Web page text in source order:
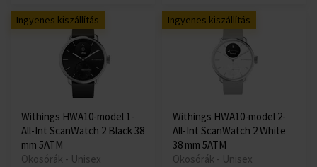
Ingyenes kiszállítás
Withings HWA10-model 1-
All-Int ScanWatch 2 Black 38
mm 5ATM
Okosórák - Unisex
Ingyenes kiszállítás
Withings HWA10-model 2-
All-Int ScanWatch 2 White
38 mm 5ATM
Okosórák - Unisex